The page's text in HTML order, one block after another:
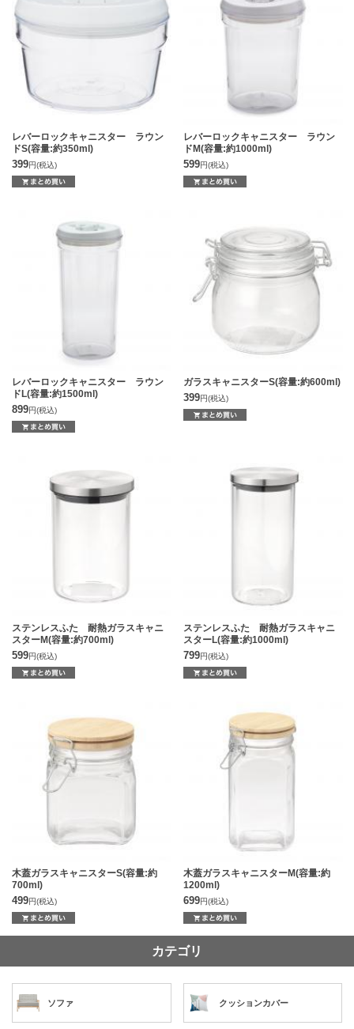
レバーロックキャニスター ラウン
ドS(容量:約350ml)
399円(税込)
レバーロックキャニスター ラウン
ドM(容量:約1000ml)
599円(税込)
レバーロックキャニスター ラウン
ドL(容量:約1500ml)
899円(税込)
ガラスキャニスターS(容量:約600ml)
399円(税込)
ステンレスふた 耐熱ガラスキャニ
スターM(容量:約700ml)
599円(税込)
ステンレスふた 耐熱ガラスキャニ
スターL(容量:約1000ml)
799円(税込)
木蓋ガラスキャニスターS(容量:約
700ml)
499円(税込)
木蓋ガラスキャニスターM(容量:約
1200ml)
699円(税込)
カテゴリ
ソファ クッションカバー